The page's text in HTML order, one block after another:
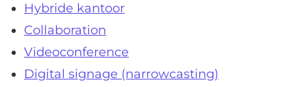
Hybride kantoor
Collaboration
Videoconference
Digital signage (narrowcasting)